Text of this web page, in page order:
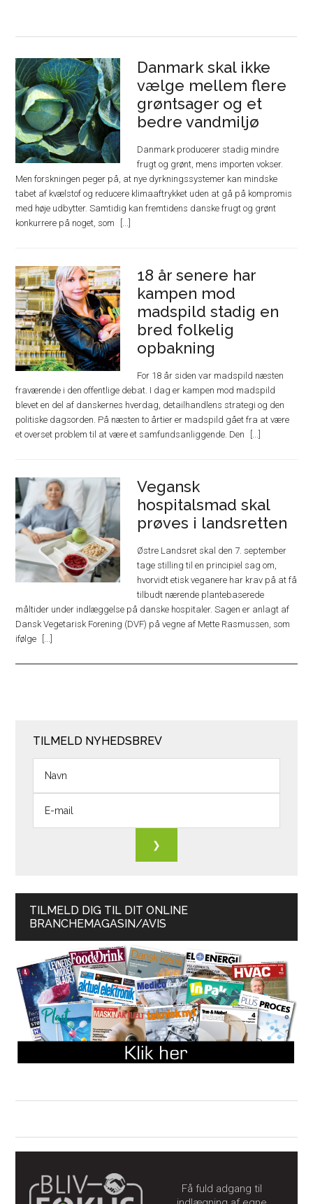
Danmark skal ikke
vælge mellem flere
grøntsager og et
bedre vandmiljø
Danmark producerer stadig mindre
frugt og grønt, mens importen vokser.
Men forskningen peger på, at nye dyrkningssystemer kan mindske
tabet af kvælstof og reducere klimaaftrykket uden at gå på kompromis
med høje udbytter. Samtidig kan fremtidens danske frugt og grønt
konkurrere på noget, som
18 år senere har
kampen mod
madspild stadig en
bred folkelig
opbakning
For 18 år siden var madspild næsten
fraværende i den offentlige debat. I dag er kampen mod madspild
blevet en del af danskernes hverdag, detailhandlens strategi og den
politiske dagsorden. På næsten to årtier er madspild gået fra at være
et overset problem til at være et samfundsanliggende. Den
Vegansk
hospitalsmad skal
prøves i landsretten
Østre Landsret skal den 7. september
tage stilling til en principiel sag om,
hvorvidt etisk veganere har krav på at få
tilbudt nærende plantebaserede
måltider under indlæggelse på danske hospitaler. Sagen er anlagt af
Dansk Vegetarisk Forening (DVF) på vegne af Mette Rasmussen, som
ifølge
TILMELD NYHEDSBREV
TILMELD DIG TIL DIT ONLINE
BRANCHEMAGASIN/AVIS
Få fuld adgang til